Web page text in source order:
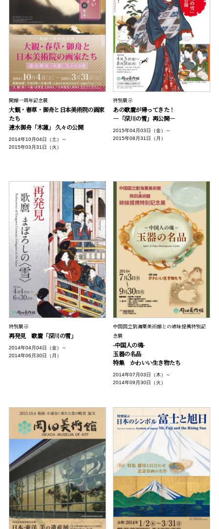
特別展示
あの歌麿が帰ってきた！
―「深川の雪」再公開―
2015年04月03日（金）～
2015年08月31日（月）
開館一周年記念展
大観・春草・御舟と日本美術院の画家
たち
速水御舟「木蓮」 久々の公開
2014年10月04日（土）～
2015年03月31日（火）
中国国立劉海粟美術館との姉妹提携特別記
念展
-中国人の魂-
玉器の名品
特集 かわいい生き物たち
2014年07月03日（木）～
2014年09月30日（火）
特別展示
再発見 歌麿「深川の雪」
2014年04月04日（金）～
2014年06月30日（月）